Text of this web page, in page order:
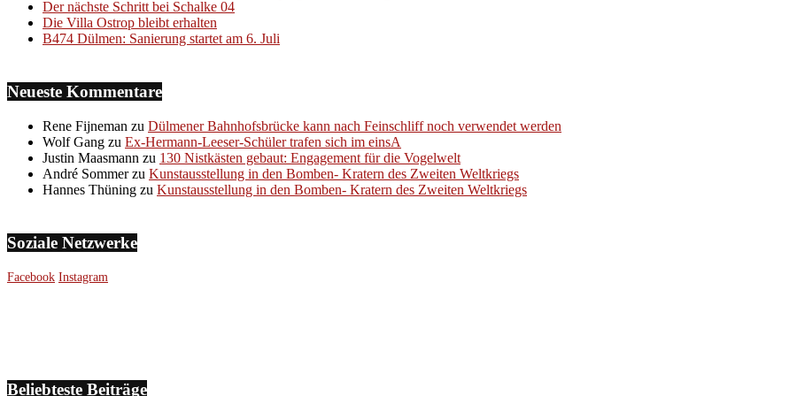
Der nächste Schritt bei Schalke 04
Die Villa Ostrop bleibt erhalten
B474 Dülmen: Sanierung startet am 6. Juli
Neueste Kommentare
Rene Fijneman zu Dülmener Bahnhofsbrücke kann nach Feinschliff noch verwendet werden
Wolf Gang zu Ex-Hermann-Leeser-Schüler trafen sich im einsA
Justin Maasmann zu 130 Nistkästen gebaut: Engagement für die Vogelwelt
André Sommerzu Kunstausstellung in den Bomben- Kratern des Zweiten Weltkriegs
Hannes Thüning zu Kunstausstellung in den Bomben- Kratern des Zweiten Weltkriegs
Soziale Netzwerke
Facebook Instagram
Beliebteste Beiträge